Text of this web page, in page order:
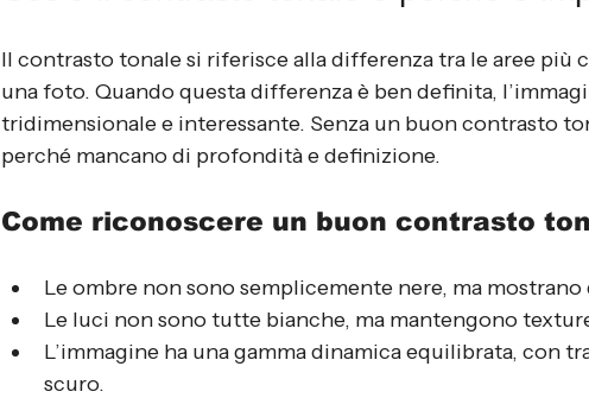
Il contrasto tonale si riferisce alla differenza tra le aree più
una foto. Quando questa differenza è ben definita,
tridimensionale e interessante. Senza un buon contrasto
perché mancano di profondità e definizione.
Come riconoscere un buon contrasto
Le ombre non sono semplicemente nere, ma
Le luci non sono tutte bianche, ma mantengono
L’immagine ha una gamma dinamica equilibrata, con
scuro.